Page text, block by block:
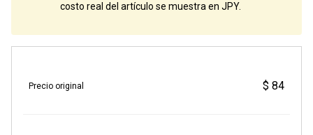
costo real del artículo se muestra en JPY.
Precio original $ 84